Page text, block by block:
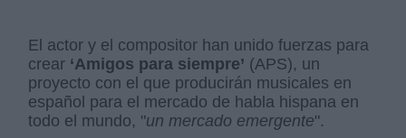
El actor y el compositor han unido fuerzas para
crear ‘Amigos para siempre’ (APS), un
proyecto con el que producirán musicales en
español para el mercado de habla hispana en
todo el mundo, "un mercado emergente".